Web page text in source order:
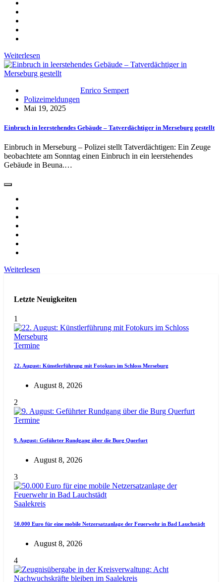
Weiterlesen
Enrico Sempert
Polizeimeldungen
Mai 19, 2025
Einbruch in leerstehendes Gebäude – Tatverdächtiger in Merseburg gestellt
Einbruch in Merseburg – Polizei stellt Tatverdächtigen: Ein Zeuge
beobachtete am Sonntag einen Einbruch in ein leerstehendes
Gebäude in Beuna.…
Weiterlesen
Letzte Neuigkeiten
1
Termine
22. August: Künstlerführung mit Fotokurs im Schloss Merseburg
August 8, 2026
2
Termine
9. August: Geführter Rundgang über die Burg Querfurt
August 8, 2026
3
Saalekreis
50.000 Euro für eine mobile Netzersatzanlage der Feuerwehr in Bad Lauchstädt
August 8, 2026
4